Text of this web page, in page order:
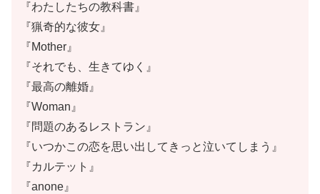
『わたしたちの教科書』
『猟奇的な彼女』
『Mother』
『それでも、生きてゆく』
『最高の離婚』
『Woman』
『問題のあるレストラン』
『いつかこの恋を思い出してきっと泣いてしまう』
『カルテット』
『anone』